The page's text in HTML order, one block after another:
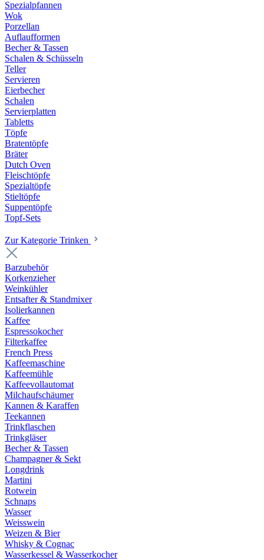
Spezialpfannen
Wok
Porzellan
Auflaufformen
Becher & Tassen
Schalen & Schüsseln
Teller
Servieren
Eierbecher
Schalen
Servierplatten
Tabletts
Töpfe
Bratentöpfe
Bräter
Dutch Oven
Fleischtöpfe
Spezialtöpfe
Stieltöpfe
Suppentöpfe
Topf-Sets
Zur Kategorie Trinken
Barzubehör
Korkenzieher
Weinkühler
Entsafter & Standmixer
Isolierkannen
Kaffee
Espressokocher
Filterkaffee
French Press
Kaffeemaschine
Kaffeemühle
Kaffeevollautomat
Milchaufschäumer
Kannen & Karaffen
Teekannen
Trinkflaschen
Trinkgläser
Becher & Tassen
Champagner & Sekt
Longdrink
Martini
Rotwein
Schnaps
Wasser
Weisswein
Weizen & Bier
Whisky & Cognac
Wasserkessel & Wasserkocher